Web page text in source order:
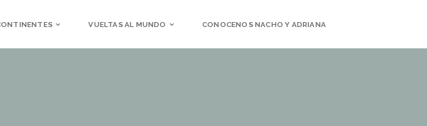
VUELTAS AL MUNDO CONOCENOS NACHO Y ADRIANA